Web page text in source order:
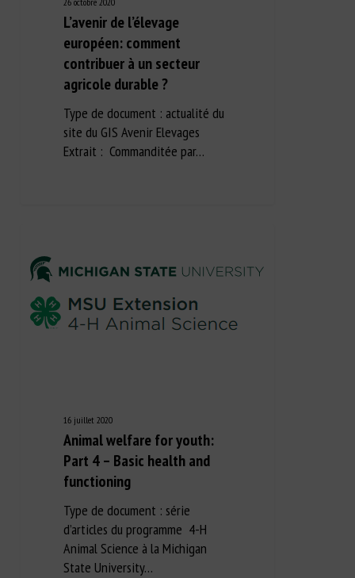
L’avenir de l’élevage
européen: comment
contribuer à un secteur
agricole durable ?
Type de document : actualité du
site du GIS Avenir Elevages
Extrait : Commanditée par…
16 juillet 2020
Animal welfare for youth:
Part 4 – Basic health and
functioning
Type de document : série
d’articles du programme 4-H
Animal Science à la Michigan
State University…